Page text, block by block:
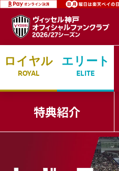
ロイヤル
ROYAL
エリート
ELITE
特典紹介